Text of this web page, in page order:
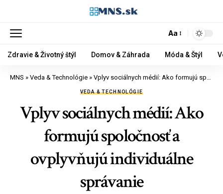
Aa
Zdravie & Životný štýl Domov & Záhrada Móda & Štýl
MNS » Veda & Technológie » Vplyv sociálnych médií: Ako formujú spoločnosť a ovplyvňujú individuálne správanie
VEDA & TECHNOLÓGIE
Vplyv sociálnych médií: Ako
formujú spoločnosť a
ovplyvňujú individuálne
správanie